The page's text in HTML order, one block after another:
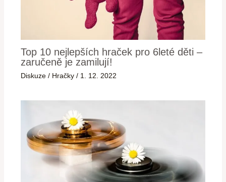
Top 10 nejlepších hraček pro 6leté děti –
zaručeně je zamilují!
Diskuze / Hračky / 1. 12. 2022